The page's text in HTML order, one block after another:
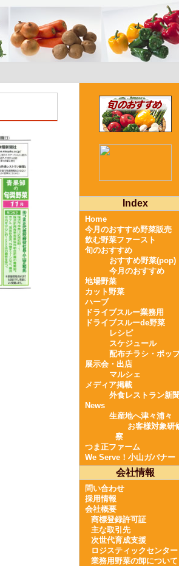
Index
Home
今月のおすすめ野菜販売
飲む野菜ファースト
旬のおすすめ
おすすめ野菜(pop)
今月のおすすめ
地場野菜
カット野菜
ハーブ
ドライブスルー業務用
ドライブスルーde野菜
レシピ
スケジュール
配布チラシ・ポッ
展示会・出店
マルシェ
メディア掲載
外食レストラン新聞
News
生産地へ津々浦々
お客様対象研
察
つま正ファーム
We Serve！小山ガバナー
会社情報
問い合わせ
採用情報
会社概要
商標登録許可証
主な取引先
次世代育成支援
ロジスティックセンター
業務用野菜の卸について